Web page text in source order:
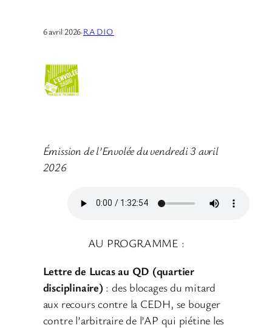
6 avril 2026·RADIO
Émission de l’Envolée du vendredi 3 avril
2026
AU PROGRAMME :
Lettre de Lucas au QD (quartier
disciplinaire) : des blocages du mitard
aux recours contre la CEDH, se bouger
contre l’arbitraire de l’AP qui piétine les